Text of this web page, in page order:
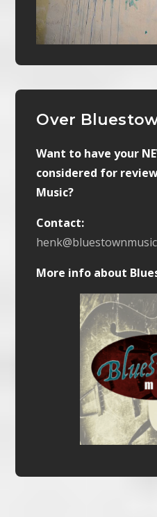
Over
Want to have your
considered for
Music?
Contact:
More info about